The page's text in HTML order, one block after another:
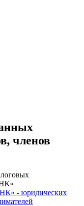
членов
- юридических